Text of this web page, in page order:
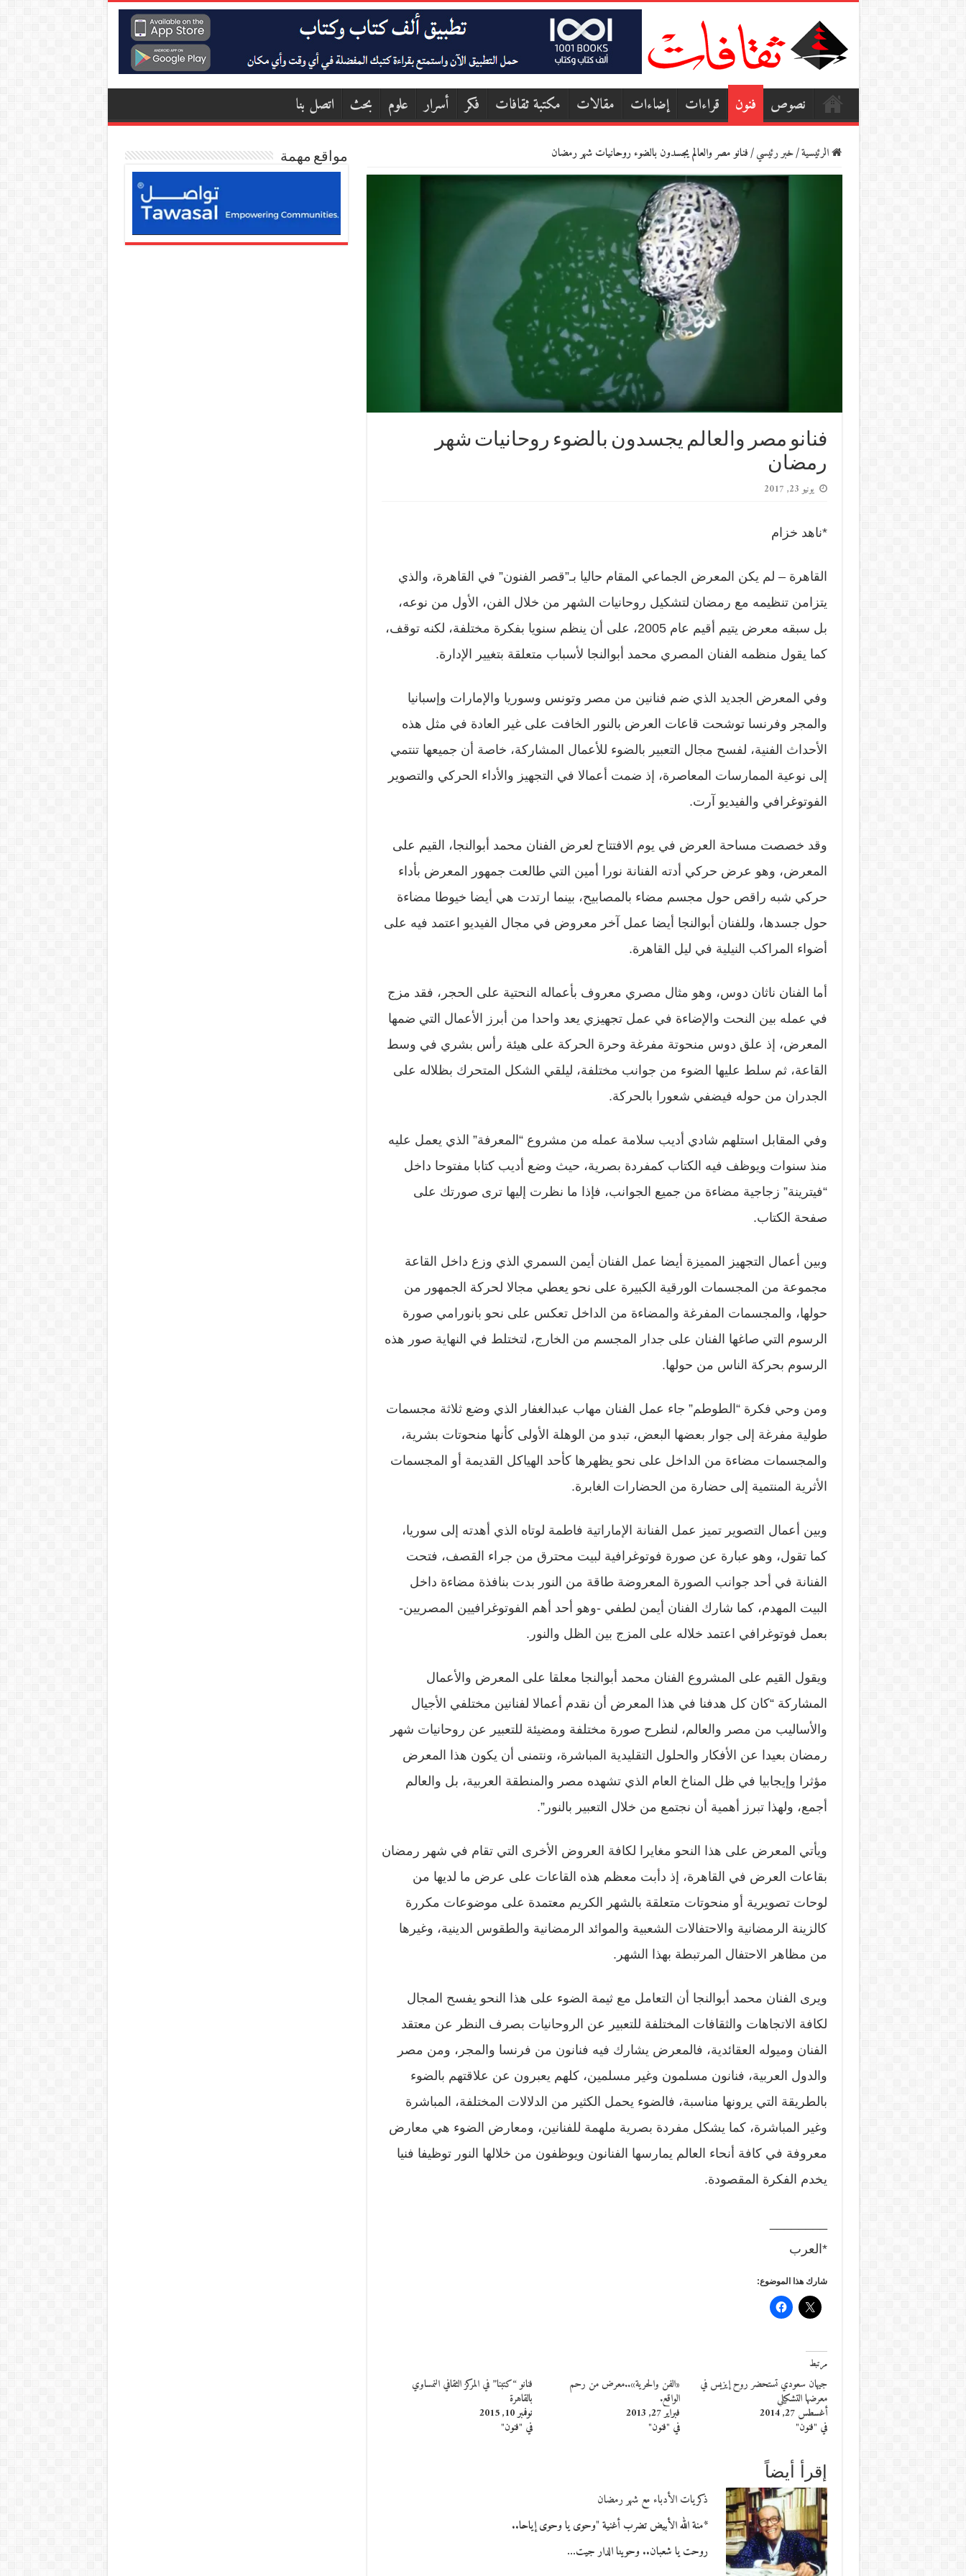
نصوص فنون قراءات إضاءات مقالات مكتبة ثقافات فكر أسرار علوم بحث اتصل بنا
الرئيسية/خبر رئيسي/فنانو مصر والعالم يجسدون بالضوء روحانيات شهر رمضان
فنانو مصر والعالم يجسدون بالضوء روحانيات شهر
رمضان
يونيو 23, 2017
*ناهد خزام
القاهرة – لم يكن المعرض الجماعي المقام حاليا بـ”قصر الفنون” في القاهرة، والذي
يتزامن تنظيمه مع رمضان لتشكيل روحانيات الشهر من خلال الفن، الأول من نوعه،
بل سبقه معرض يتيم أقيم عام 2005، على أن ينظم سنويا بفكرة مختلفة، لكنه توقف،
كما يقول منظمه الفنان المصري محمد أبوالنجا لأسباب متعلقة بتغيير الإدارة.
وفي المعرض الجديد الذي ضم فنانين من مصر وتونس وسوريا والإمارات وإسبانيا
والمجر وفرنسا توشحت قاعات العرض بالنور الخافت على غير العادة في مثل هذه
الأحداث الفنية، لفسح مجال التعبير بالضوء للأعمال المشاركة، خاصة أن جميعها تنتمي
إلى نوعية الممارسات المعاصرة، إذ ضمت أعمالا في التجهيز والأداء الحركي والتصوير
الفوتوغرافي والفيديو آرت.
وقد خصصت مساحة العرض في يوم الافتتاح لعرض الفنان محمد أبوالنجا، القيم على
المعرض، وهو عرض حركي أدته الفنانة نورا أمين التي طالعت جمهور المعرض بأداء
حركي شبه راقص حول مجسم مضاء بالمصابيح، بينما ارتدت هي أيضا خيوطا مضاءة
حول جسدها، وللفنان أبوالنجا أيضا عمل آخر معروض في مجال الفيديو اعتمد فيه على
أضواء المراكب النيلية في ليل القاهرة.
أما الفنان ناثان دوس، وهو مثال مصري معروف بأعماله النحتية على الحجر، فقد مزج
في عمله بين النحت والإضاءة في عمل تجهيزي يعد واحدا من أبرز الأعمال التي ضمها
المعرض، إذ علق دوس منحوتة مفرغة وحرة الحركة على هيئة رأس بشري في وسط
القاعة، ثم سلط عليها الضوء من جوانب مختلفة، ليلقي الشكل المتحرك بظلاله على
الجدران من حوله فيضفي شعورا بالحركة.
وفي المقابل استلهم شادي أديب سلامة عمله من مشروع “المعرفة” الذي يعمل عليه
منذ سنوات ويوظف فيه الكتاب كمفردة بصرية، حيث وضع أديب كتابا مفتوحا داخل
“فيترينة” زجاجية مضاءة من جميع الجوانب، فإذا ما نظرت إليها ترى صورتك على
صفحة الكتاب.
وبين أعمال التجهيز المميزة أيضا عمل الفنان أيمن السمري الذي وزع داخل القاعة
مجموعة من المجسمات الورقية الكبيرة على نحو يعطي مجالا لحركة الجمهور من
حولها، والمجسمات المفرغة والمضاءة من الداخل تعكس على نحو بانورامي صورة
الرسوم التي صاغها الفنان على جدار المجسم من الخارج، لتختلط في النهاية صور هذه
الرسوم بحركة الناس من حولها.
ومن وحي فكرة “الطوطم” جاء عمل الفنان مهاب عبدالغفار الذي وضع ثلاثة مجسمات
طولية مفرغة إلى جوار بعضها البعض، تبدو من الوهلة الأولى كأنها منحوتات بشرية،
والمجسمات مضاءة من الداخل على نحو يظهرها كأحد الهياكل القديمة أو المجسمات
الأثرية المنتمية إلى حضارة من الحضارات الغابرة.
وبين أعمال التصوير تميز عمل الفنانة الإماراتية فاطمة لوتاه الذي أهدته إلى سوريا،
كما تقول، وهو عبارة عن صورة فوتوغرافية لبيت محترق من جراء القصف، فتحت
الفنانة في أحد جوانب الصورة المعروضة طاقة من النور بدت بنافذة مضاءة داخل
البيت المهدم، كما شارك الفنان أيمن لطفي -وهو أحد أهم الفوتوغرافيين المصريين-
بعمل فوتوغرافي اعتمد خلاله على المزج بين الظل والنور.
ويقول القيم على المشروع الفنان محمد أبوالنجا معلقا على المعرض والأعمال
المشاركة “كان كل هدفنا في هذا المعرض أن نقدم أعمالا لفنانين مختلفي الأجيال
والأساليب من مصر والعالم، لنطرح صورة مختلفة ومضيئة للتعبير عن روحانيات شهر
رمضان بعيدا عن الأفكار والحلول التقليدية المباشرة، ونتمنى أن يكون هذا المعرض
مؤثرا وإيجابيا في ظل المناخ العام الذي تشهده مصر والمنطقة العربية، بل والعالم
أجمع، ولهذا تبرز أهمية أن نجتمع من خلال التعبير بالنور”.
ويأتي المعرض على هذا النحو مغايرا لكافة العروض الأخرى التي تقام في شهر رمضان
بقاعات العرض في القاهرة، إذ دأبت معظم هذه القاعات على عرض ما لديها من
لوحات تصويرية أو منحوتات متعلقة بالشهر الكريم معتمدة على موضوعات مكررة
كالزينة الرمضانية والاحتفالات الشعبية والموائد الرمضانية والطقوس الدينية، وغيرها
من مظاهر الاحتفال المرتبطة بهذا الشهر.
ويرى الفنان محمد أبوالنجا أن التعامل مع ثيمة الضوء على هذا النحو يفسح المجال
لكافة الاتجاهات والثقافات المختلفة للتعبير عن الروحانيات بصرف النظر عن معتقد
الفنان وميوله العقائدية، فالمعرض يشارك فيه فنانون من فرنسا والمجر، ومن مصر
والدول العربية، فنانون مسلمون وغير مسلمين، كلهم يعبرون عن علاقتهم بالضوء
بالطريقة التي يرونها مناسبة، فالضوء يحمل الكثير من الدلالات المختلفة، المباشرة
وغير المباشرة، كما يشكل مفردة بصرية ملهمة للفنانين، ومعارض الضوء هي معارض
معروفة في كافة أنحاء العالم يمارسها الفنانون ويوظفون من خلالها النور توظيفا فنيا
يخدم الفكرة المقصودة.
*العرب
شارك هذا الموضوع:
مرتبط
جيهان سعودي تستحضر روح إيزيس في
معرضها التشكيلي
أغسطس 27, 2014
في "فنون"
«الفن والحرية»..معرض من رحم
الواقع.
فبراير 27, 2013
في "فنون"
فنانو “كتبنا” في المركز الثقافي النمساوي
بالقاهرة
نوفمبر 10, 2015
في "فنون"
إقرأ أيضاً
ذكريات الأدباء مع شهر رمضان
*منة الله الأبيض تضرب أغنية "وحوى يا وحوى إياحا..
روحت يا شعبان.. وحوينا الدار جيت…
مواقع مهمة